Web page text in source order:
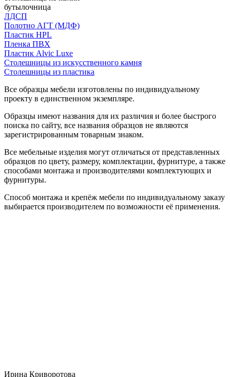
бутылочница
ЛДСП
Полотно АГТ (МДФ)
Пластик HPL
Пленка ПВХ
Пластик Alvic Luxe
Столешницы из искусственного камня
Столешницы из пластика
Все образцы мебели изготовлены по индивидуальному
проекту в единственном экземпляре.
Образцы имеют названия для их различия и более быстрого
поиска по сайту, все названия образцов не являются
зарегистрированным товарным знаком.
Все мебельные изделия могут отличаться от представленных
образцов по цвету, размеру, комплектации, фурнитуре, а также
способами монтажа и производителями комплектующих и
фурнитуры.
Способ монтажа и крепёж мебели по индивидуальному заказу
выбирается производителем по возможности её применения.
Ирина Криворотова